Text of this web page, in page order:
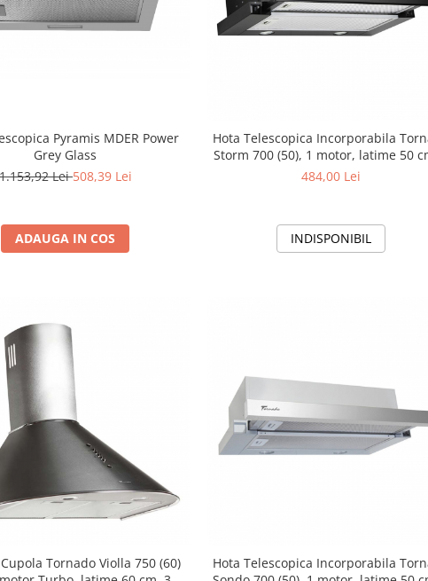
Pyramis MDER Power
Grey Glass
1.153,92 Lei508,39 Lei
ADAUGA IN COS
Hota Telescopica Incorporabila
Storm 700 (50), 1 motor, latime 50
viteze, absorbtie 700 m3/ora,
484,00 Lei
INDISPONIBIL
Tornado Violla 750 (60)
Hota Telescopica Incorporabila